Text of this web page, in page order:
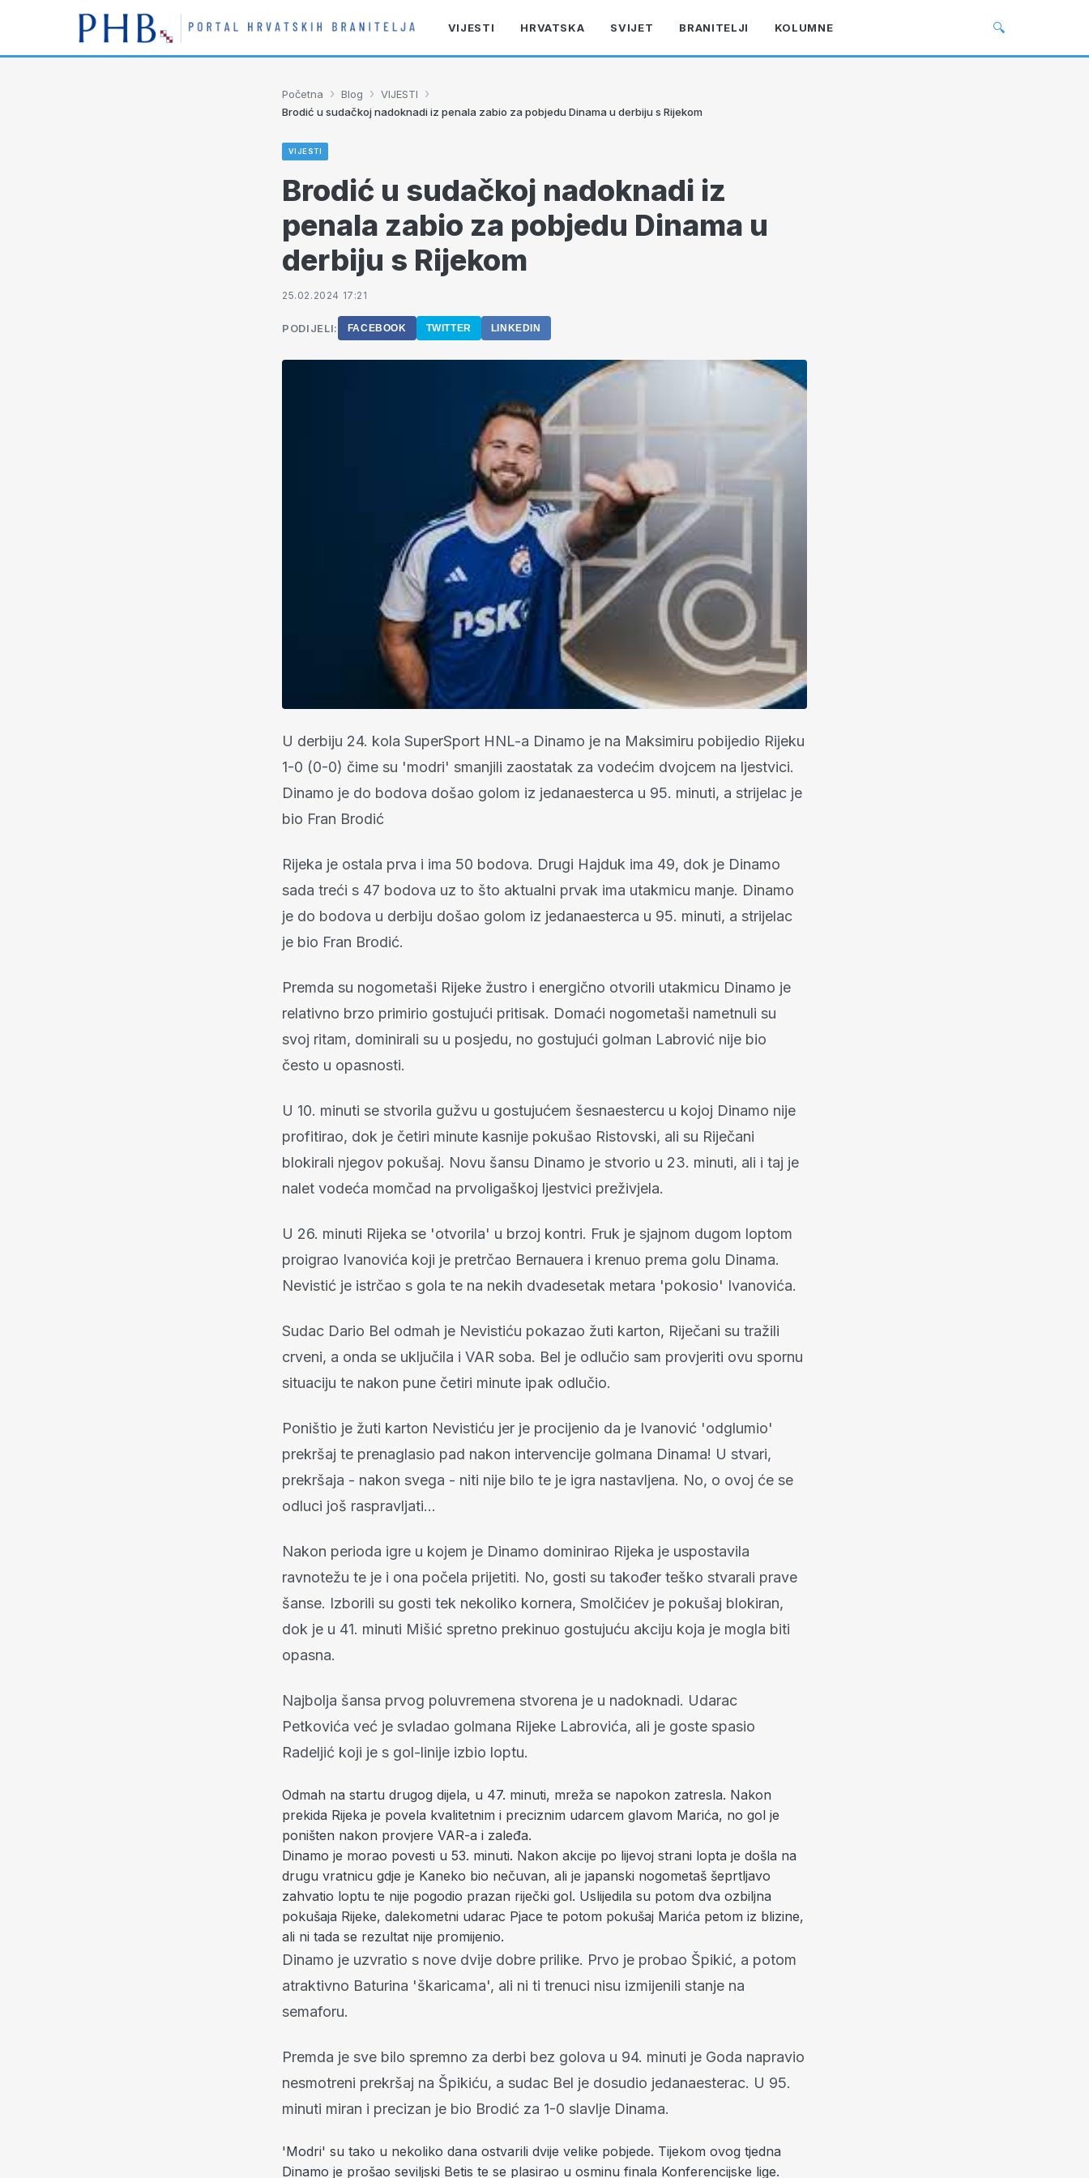
VIJESTI HRVATSKA SVIJET BRANITELJI KOLUMNE 🔍
Početna › Blog › VIJESTI ›
Brodić u sudačkoj nadoknadi iz penala zabio za pobjedu Dinama u derbiju s Rijekom
VIJESTI
Brodić u sudačkoj nadoknadi iz
penala zabio za pobjedu Dinama u
derbiju s Rijekom
25.02.2024 17:21
PODIJELI: FACEBOOK TWITTER LINKEDIN
U derbiju 24. kola SuperSport HNL-a Dinamo je na Maksimiru pobijedio Rijeku
1-0 (0-0) čime su 'modri' smanjili zaostatak za vodećim dvojcem na ljestvici.
Dinamo je do bodova došao golom iz jedanaesterca u 95. minuti, a strijelac je
bio Fran Brodić
Rijeka je ostala prva i ima 50 bodova. Drugi Hajduk ima 49, dok je Dinamo
sada treći s 47 bodova uz to što aktualni prvak ima utakmicu manje. Dinamo
je do bodova u derbiju došao golom iz jedanaesterca u 95. minuti, a strijelac
je bio Fran Brodić.
Premda su nogometaši Rijeke žustro i energično otvorili utakmicu Dinamo je
relativno brzo primirio gostujući pritisak. Domaći nogometaši nametnuli su
svoj ritam, dominirali su u posjedu, no gostujući golman Labrović nije bio
često u opasnosti.
U 10. minuti se stvorila gužvu u gostujućem šesnaestercu u kojoj Dinamo nije
profitirao, dok je četiri minute kasnije pokušao Ristovski, ali su Riječani
blokirali njegov pokušaj. Novu šansu Dinamo je stvorio u 23. minuti, ali i taj je
nalet vodeća momčad na prvoligaškoj ljestvici preživjela.
U 26. minuti Rijeka se 'otvorila' u brzoj kontri. Fruk je sjajnom dugom loptom
proigrao Ivanovića koji je pretrčao Bernauera i krenuo prema golu Dinama.
Nevistić je istrčao s gola te na nekih dvadesetak metara 'pokosio' Ivanovića.
Sudac Dario Bel odmah je Nevistiću pokazao žuti karton, Riječani su tražili
crveni, a onda se uključila i VAR soba. Bel je odlučio sam provjeriti ovu spornu
situaciju te nakon pune četiri minute ipak odlučio.
Poništio je žuti karton Nevistiću jer je procijenio da je Ivanović 'odglumio'
prekršaj te prenaglasio pad nakon intervencije golmana Dinama! U stvari,
prekršaja - nakon svega - niti nije bilo te je igra nastavljena. No, o ovoj će se
odluci još raspravljati...
Nakon perioda igre u kojem je Dinamo dominirao Rijeka je uspostavila
ravnotežu te je i ona počela prijetiti. No, gosti su također teško stvarali prave
šanse. Izborili su gosti tek nekoliko kornera, Smolčićev je pokušaj blokiran,
dok je u 41. minuti Mišić spretno prekinuo gostujuću akciju koja je mogla biti
opasna.
Najbolja šansa prvog poluvremena stvorena je u nadoknadi. Udarac
Petkovića već je svladao golmana Rijeke Labrovića, ali je goste spasio
Radeljić koji je s gol-linije izbio loptu.
Odmah na startu drugog dijela, u 47. minuti, mreža se napokon zatresla. Nakon
prekida Rijeka je povela kvalitetnim i preciznim udarcem glavom Marića, no gol je
poništen nakon provjere VAR-a i zaleđa.
Dinamo je morao povesti u 53. minuti. Nakon akcije po lijevoj strani lopta je došla na
drugu vratnicu gdje je Kaneko bio nečuvan, ali je japanski nogometaš šeprtljavo
zahvatio loptu te nije pogodio prazan riječki gol. Uslijedila su potom dva ozbiljna
pokušaja Rijeke, dalekometni udarac Pjace te potom pokušaj Marića petom iz blizine,
ali ni tada se rezultat nije promijenio.
Dinamo je uzvratio s nove dvije dobre prilike. Prvo je probao Špikić, a potom
atraktivno Baturina 'škaricama', ali ni ti trenuci nisu izmijenili stanje na
semaforu.
Premda je sve bilo spremno za derbi bez golova u 94. minuti je Goda napravio
nesmotreni prekršaj na Špikiću, a sudac Bel je dosudio jedanaesterac. U 95.
minuti miran i precizan je bio Brodić za 1-0 slavlje Dinama.
'Modri' su tako u nekoliko dana ostvarili dvije velike pobjede. Tijekom ovog tjedna
Dinamo je prošao seviljski Betis te se plasirao u osminu finala Konferencijske lige.